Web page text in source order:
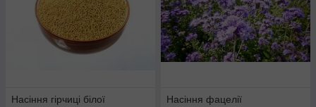
Насіння гірчиці білої
Насіння фацелії